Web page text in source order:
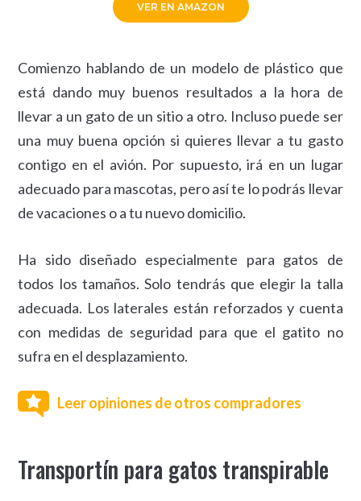
VER EN AMAZON
Comienzo hablando de un modelo de plástico que
está dando muy buenos resultados a la hora de
llevar a un gato de un sitio a otro. Incluso puede ser
una muy buena opción si quieres llevar a tu gasto
contigo en el avión. Por supuesto, irá en un lugar
adecuado para mascotas, pero así te lo podrás llevar
de vacaciones o a tu nuevo domicilio.
Ha sido diseñado especialmente para gatos de
todos los tamaños. Solo tendrás que elegir la talla
adecuada. Los laterales están reforzados y cuenta
con medidas de seguridad para que el gatito no
sufra en el desplazamiento.
Leer opiniones de otros compradores
Transportín para gatos transpirable